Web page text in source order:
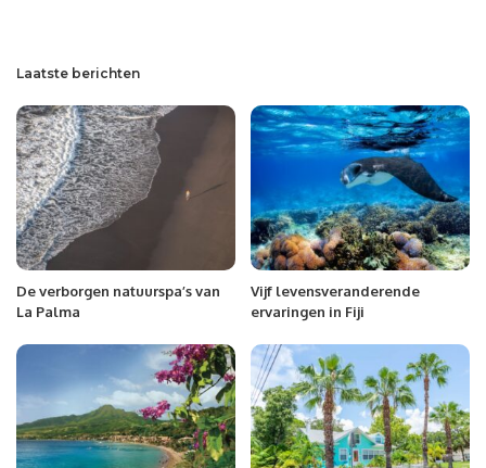
Laatste berichten
De verborgen natuurspa’s van
La Palma
Vijf levensveranderende
ervaringen in Fiji